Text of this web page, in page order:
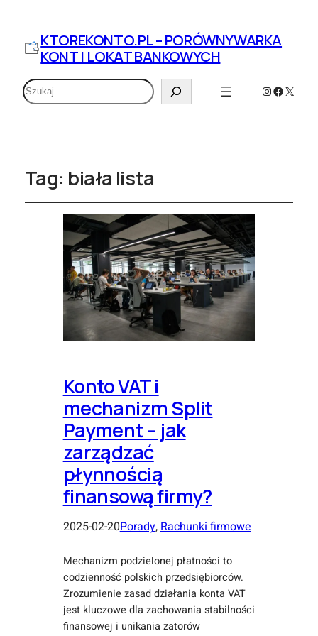
KTOREKONTO.PL – PORÓWNYWARKA
KONT I LOKAT BANKOWYCH
Szukaj Instagram
X
Tag: biała lista
Konto VAT i
mechanizm Split
Payment – jak
zarządzać
płynnością
finansową firmy?
2025-02-20Porady, Rachunki firmowe
Mechanizm podzielonej płatności to
codzienność polskich przedsiębiorców.
Zrozumienie zasad działania konta VAT
jest kluczowe dla zachowania stabilności
finansowej i unikania zatorów